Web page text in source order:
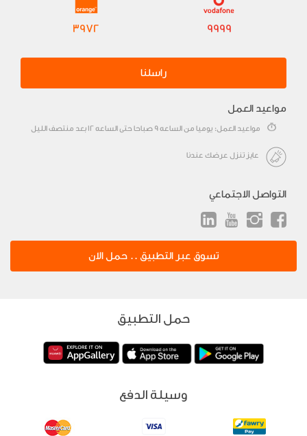
9999
3972
راسلنا
مواعيد العمل
مواعيد العمل: يوميا من الساعه 9 صباحا حتى الساعه 12 بعد منتصف الليل
عايز تنزل عرضك عندنا
التواصل الاجتماعي
تسوق عبر التطبيق .. حمل الان
حمل التطبيق
وسيلة الدفع